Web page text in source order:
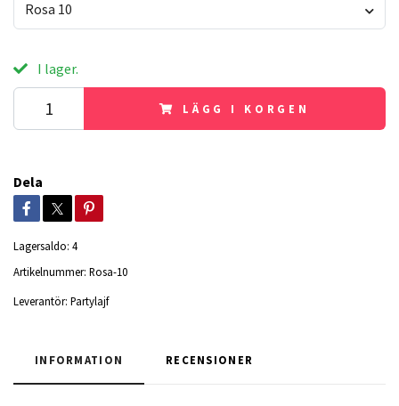
Rosa 10
I lager.
LÄGG I KORGEN
Dela
Lagersaldo: 4
Artikelnummer: Rosa-10
Leverantör: Partylajf
INFORMATION RECENSIONER